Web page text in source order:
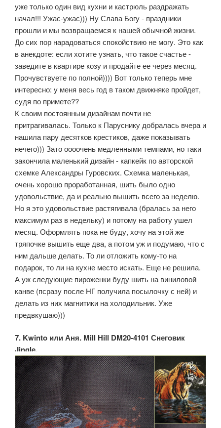
уже только один вид кухни и кастрюль раздражать
начал!!! Ужас-ужас))) Ну Слава Богу - праздники
прошли и мы возвращаемся к нашей обычной жизни.
До сих пор нарадоваться спокойствию не могу. Это как
в анекдоте: если хотите узнать, что такое счастье -
заведите в квартире козу и продайте ее через месяц.
Прочувствуете по полной)))) Вот только теперь мне
интересно: у меня весь год в таком движняке пройдет,
судя по примете??
К своим постоянным дизайнам почти не
притрагивалась. Только к Паруснику добралась вчера и
нашила пару десятков крестиков, даже показывать
нечего))) Зато оооочень медленными темпами, но таки
закончила маленький дизайн - капкейк по авторской
схемке Александры Гуровских. Схемка маленькая,
очень хорошо проработанная, шить было одно
удовольствие, да и реально вышить всего за неделю.
Но я это удовольствие растягивала (бралась за него
максимум раз в недельку) и потому на работу ушел
месяц. Оформлять пока не буду, хочу на этой же
тряпочке вышить еще два, а потом уж и подумаю, что с
ним дальше делать. То ли отложить кому-то на
подарок, то ли на кухне место искать. Еще не решила.
А уж следующие пироженки буду шить на виниловой
канве (псразу после НГ получила посылочку с ней) и
делать из них магнитики на холодильник. Уже
предвкушаю)))
7. Kwinto или Аня. Mill Hill DM20-4101 Снеговик
Jingle.